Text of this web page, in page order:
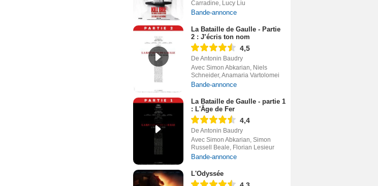
Carradine, Lucy Liu
Bande-annonce
La Bataille de Gaulle - Partie
2 : J’écris ton nom
4,5
De Antonin Baudry
Avec Simon Abkarian, Niels
Schneider, Anamaria Vartolomei
Bande-annonce
La Bataille de Gaulle - partie 1
: L'Âge de Fer
4,4
De Antonin Baudry
Avec Simon Abkarian, Simon
Russell Beale, Florian Lesieur
Bande-annonce
L'Odyssée